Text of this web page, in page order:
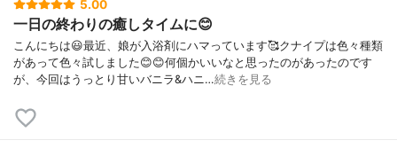
5.00
一日の終わりの癒しタイムに😊
こんにちは😃最近、娘が入浴剤にハマっています🥰クナイプは色々種類
があって色々試しました😊😊何個かいいなと思ったのがあったのです
が、今回はうっとり甘いバニラ&ハニ…続きを見る